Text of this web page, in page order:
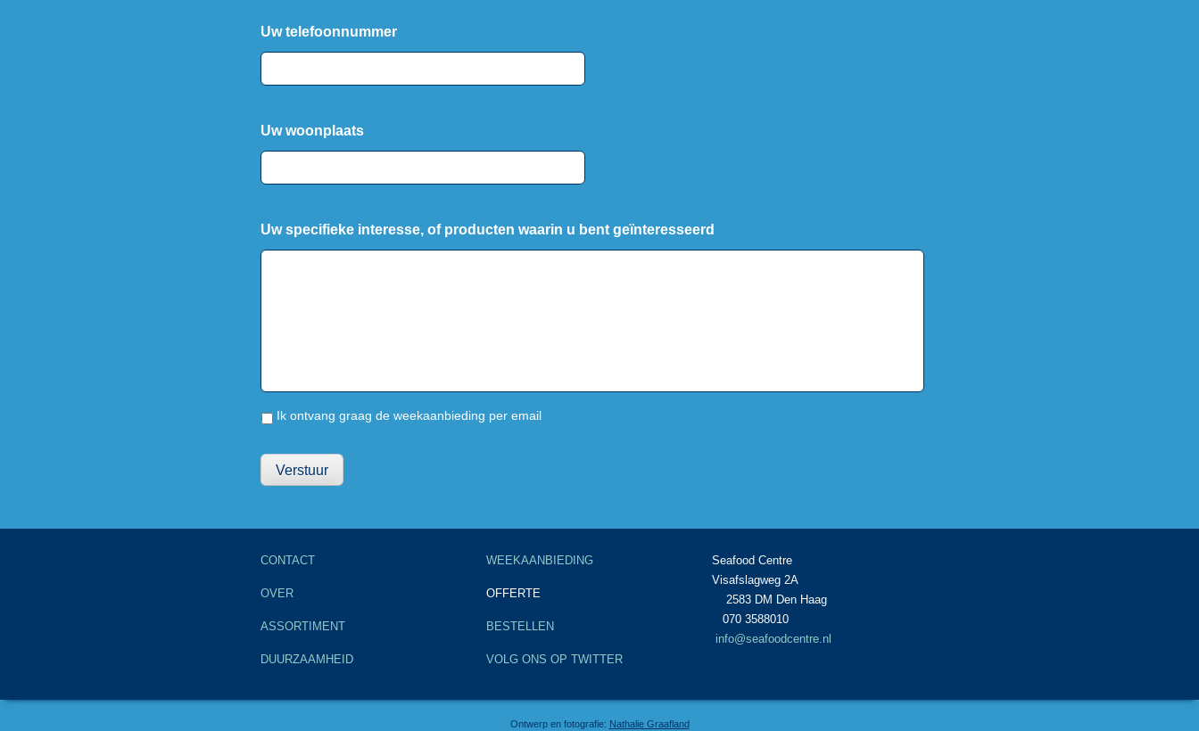
Uw telefoonnummer
Uw woonplaats
Uw specifieke interesse, of producten waarin u bent geïnteresseerd
Ik ontvang graag de weekaanbieding per email
CONTACT
OVER
ASSORTIMENT
DUURZAAMHEID
WEEKAANBIEDING
OFFERTE
BESTELLEN
VOLG ONS OP TWITTER
Seafood Centre
Visafslagweg 2A
2583 DM Den Haag
070 3588010
info@seafoodcentre.nl
Ontwerp en fotografie: Nathalie Graafland